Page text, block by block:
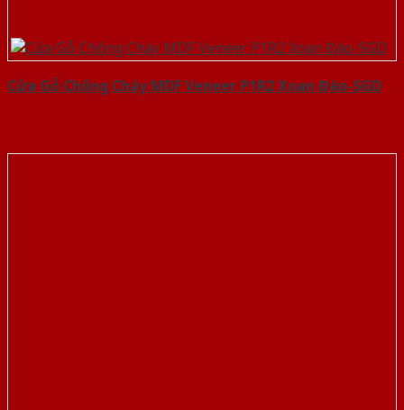
Cửa Gỗ Chống Cháy MDF Veneer P1R2 Xoan Đào-SGD